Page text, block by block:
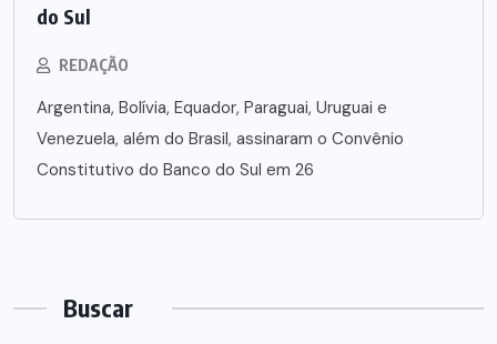
do Sul
REDAÇÃO
Argentina, Bolívia, Equador, Paraguai, Uruguai e
Venezuela, além do Brasil, assinaram o Convênio
Constitutivo do Banco do Sul em 26
Buscar